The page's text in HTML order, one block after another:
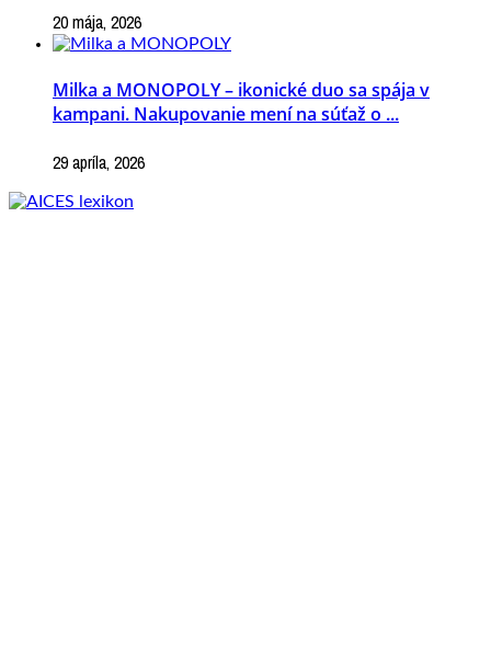
20 mája, 2026
Milka a MONOPOLY – ikonické duo sa spája v
kampani. Nakupovanie mení na súťaž o ...
29 apríla, 2026